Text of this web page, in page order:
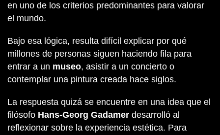
en uno de los criterios predominantes para valorar
el mundo.
Bajo esa lógica, resulta difícil explicar por qué
millones de personas siguen haciendo fila para
entrar a un museo, asistir a un concierto o
contemplar una pintura creada hace siglos.
La respuesta quizá se encuentre en una idea que el
filósofo Hans-Georg Gadamer desarrolló al
reflexionar sobre la experiencia estética. Para